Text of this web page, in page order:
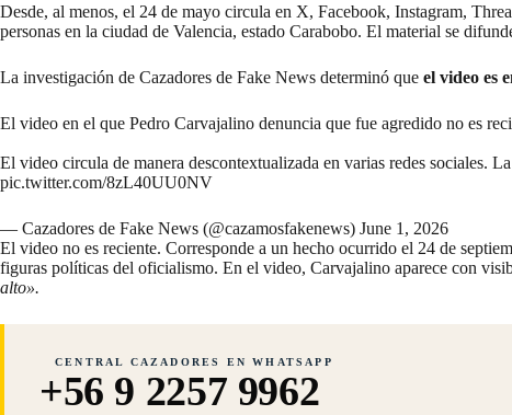
Desde, al menos, el 24 de mayo circula en X, Facebook, Instagram,
personas en la ciudad de Valencia, estado Carabobo. El material se
La investigación de Cazadores de Fake News determinó que el video es
El video en el que Pedro Carvajalino denuncia que fue agredido no es
El video circula de manera descontextualizada en varias redes sociales.
pic.twitter.com/8zL40UU0NV
— Cazadores de Fake News (@cazamosfakenews) June 1, 2026
El video no es reciente. Corresponde a un hecho ocurrido el 24 de
figuras políticas del oficialismo. En el video, Carvajalino aparece con
alto».
CENTRAL CAZADORES EN WHATSAPP
+56 9 2257 9962